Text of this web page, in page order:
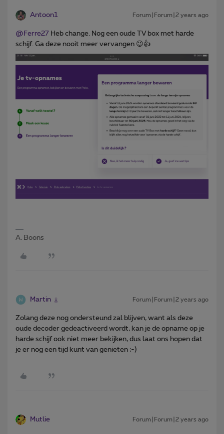
Antoon1 Forum|Forum|2 years ago
@Ferre27 Heb change. Nog een oude TV box met harde
schijf. Ga deze nooit meer vervangen 😉👍
A. Boons
Martin Forum|Forum|2 years ago
Zolang deze nog ondersteund zal blijven, want als deze
oude decoder gedeactiveerd wordt, kan je de opname op je
harde schijf ook niet meer bekijken, dus laat ons hopen dat
je er nog een tijd kunt van genieten ;-)
Mutlie Forum|Forum|2 years ago